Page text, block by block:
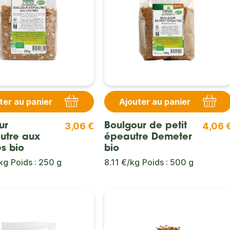
au panier
aux
bio
3,06 €
Poids : 250 g
Ajouter au panier
Boulgour de petit
épeautre Demeter
bio
4,06
8.11 €/kg Poids : 500 g